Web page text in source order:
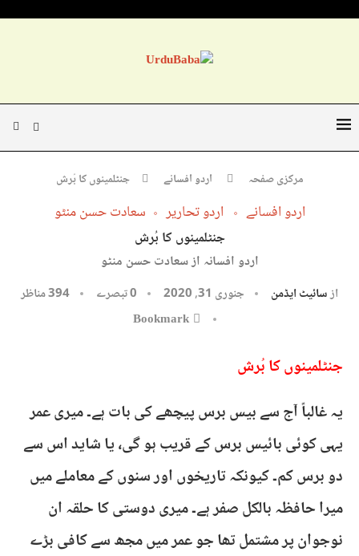
مرکزی صفحہ اردو افسانے جنٹلمینوں کا بُرش
اردو افسانے اردو تحاریر سعادت حسن منٹو
جنٹلمینوں کا بُرش
اردو افسانہ از سعادت حسن منٹو
ازسائیٹ ایڈمن جنوری 31, 2020 0 تبصرے 394مناظر
Bookmark
جنٹلمینوں کا بُرش
یہ غالباً آج سے بیس برس پیچھے کی بات ہے۔ میری عمر
یہی کوئی بائیس برس کے قریب ہو گی، یا شاید اس سے
دو برس کم۔ کیونکہ تاریخوں اور سنوں کے معاملے میں
میرا حافظہ بالکل صفر ہے۔ میری دوستی کا حلقہ ان
نوجوان پر مشتمل تھا جو عمر میں مجھ سے کافی بڑے